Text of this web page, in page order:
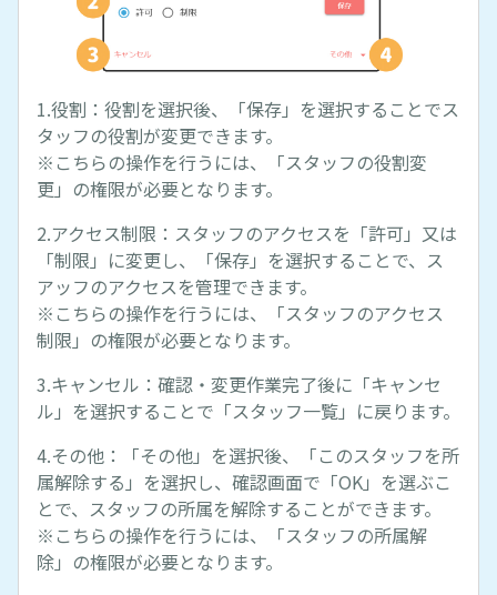
1.役割：役割を選択後、「保存」を選択することでス
タッフの役割が変更できます。
※こちらの操作を行うには、「スタッフの役割変
更」の権限が必要となります。
2.アクセス制限：スタッフのアクセスを「許可」又は
「制限」に変更し、「保存」を選択することで、ス
アッフのアクセスを管理できます。
※こちらの操作を行うには、「スタッフのアクセス
制限」の権限が必要となります。
3.キャンセル：確認・変更作業完了後に「キャンセ
ル」を選択することで「スタッフ一覧」に戻ります。
4.その他：「その他」を選択後、「このスタッフを所
属解除する」を選択し、確認画面で「OK」を選ぶこ
とで、スタッフの所属を解除することができます。
※こちらの操作を行うには、「スタッフの所属解
除」の権限が必要となります。